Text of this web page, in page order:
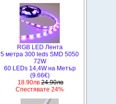
RGB LED Лента
5 метра 300 leds SMD 5050
72W
60 LEDs 14,4W на Метър
(9.66€)
18.90лв 24.90лв
Спестявате 24%